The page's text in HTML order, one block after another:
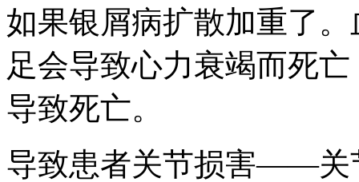
如果银屑病扩散加重了
足会导致心力衰竭而死
导致死亡。
导致患者关节损害——关